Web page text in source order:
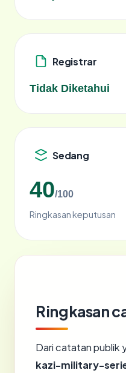
Registrar
Tidak Diketahui
Sedang
40/100
Ringkasan keputusan
Ringkasan
Dari catatan publik
kazi-military-